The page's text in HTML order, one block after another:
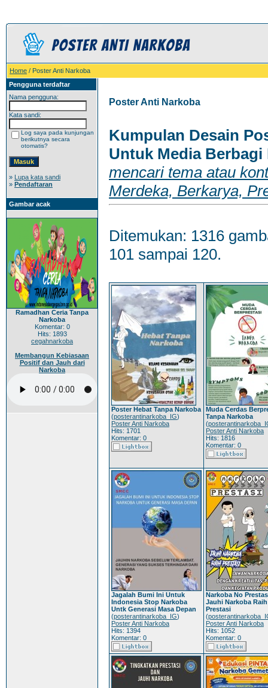
Home / Poster Anti Narkoba
Pengguna terdaftar
Nama pengguna:
Kata sandi:
Log saya pada kunjungan
berikutnya secara
otomatis?
» Lupa kata sandi
» Pendaftaran
Gambar acak
Ramadhan Ceria Tanpa
Narkoba
Komentar: 0
Hits: 1893
cegahnarkoba
Membangun Kebiasaan
Positif dan Jauh dari
Narkoba
Poster Anti Narkoba
Kumpulan Desain
Untuk Media
mencari tema atau
Merdeka, Berkarya,
Ditemukan: 1316
101 sampai 120.
Poster Hebat Tanpa Narkoba
(posterantinarkoba_IG)
Poster Anti Narkoba
Hits: 1701
Komentar: 0
Muda Cerdas
Tanpa Narkoba
(
Poster Anti Narkoba
Hits: 1816
Komentar: 0
Jagalah Bumi Ini Untuk
Indonesia Stop Narkoba
Untk Generasi Masa Depan
(posterantinarkoba_IG)
Poster Anti Narkoba
Hits: 1394
Komentar: 0
Narkoba No
Jauhi Narkoba Raih
Prestasi
(
Poster Anti Narkoba
Hits: 1052
Komentar: 0